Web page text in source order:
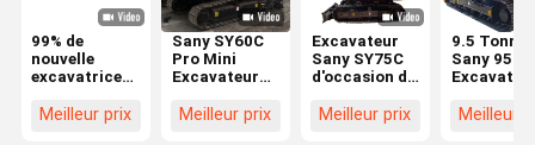
99% de
nouvelle
excavatrice
utilisée
Meilleur prix
Sany SY60C
Pro Mini
Excavateur
Tonnes Sany
Meilleur prix
Excavateur
Sany SY75C
d'occasion de
neuf, avec
Meilleur prix
9.5 Tonnes
Sany 95C
Yanmar
Meilleur